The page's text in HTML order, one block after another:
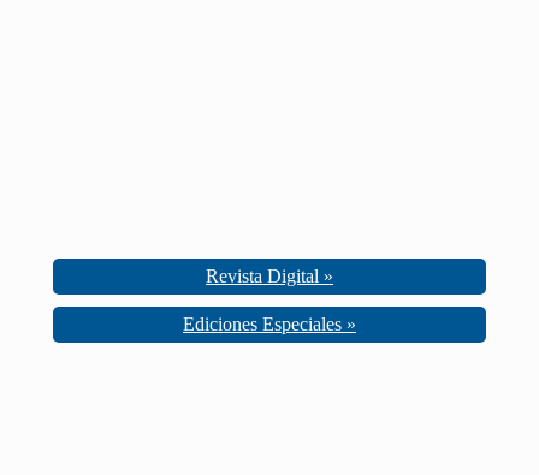
Revista Digital »
Ediciones Especiales »